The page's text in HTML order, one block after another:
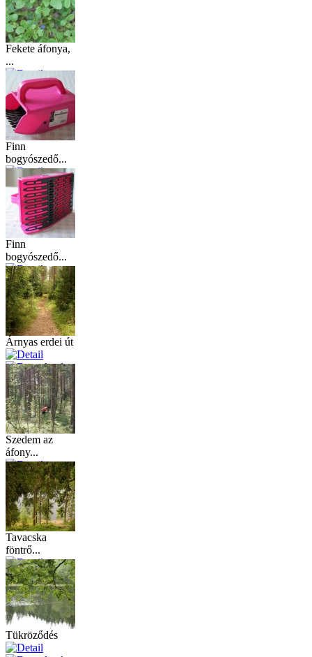
Fekete áfonya,
...
Finn
bogyószedő...
Finn
bogyószedő...
Árnyas erdei út
Szedem az
áfony...
Tavacska
föntrő...
Tükröződés